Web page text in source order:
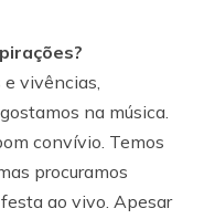
vivências,
na música.
convívio. Temos
procuramos
ao vivo. Apesar